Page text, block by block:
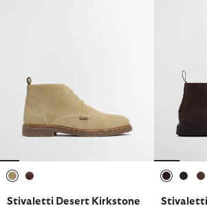
Stivaletti Desert Kirkstone
Stivaletti